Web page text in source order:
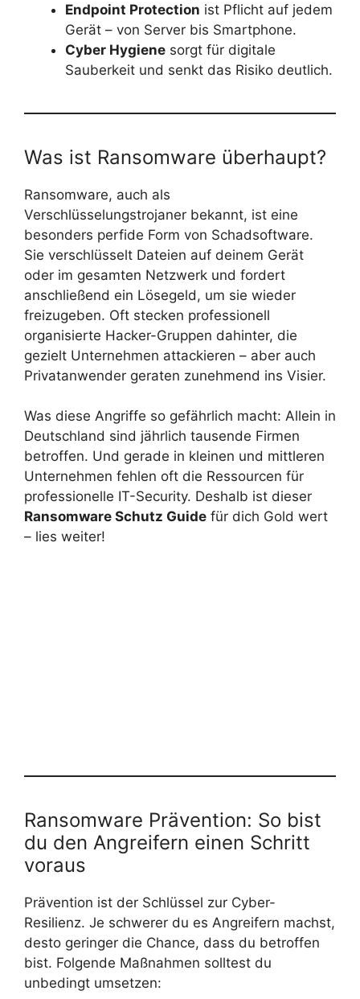
Endpoint Protection ist Pflicht auf jedem
Gerät – von Server bis Smartphone.
Cyber Hygiene sorgt für digitale
Sauberkeit und senkt das Risiko deutlich.
Was ist Ransomware überhaupt?
Ransomware, auch als
Verschlüsselungstrojaner bekannt, ist eine
besonders perfide Form von Schadsoftware.
Sie verschlüsselt Dateien auf deinem Gerät
oder im gesamten Netzwerk und fordert
anschließend ein Lösegeld, um sie wieder
freizugeben. Oft stecken professionell
organisierte Hacker-Gruppen dahinter, die
gezielt Unternehmen attackieren – aber auch
Privatanwender geraten zunehmend ins Visier.
Was diese Angriffe so gefährlich macht: Allein in
Deutschland sind jährlich tausende Firmen
betroffen. Und gerade in kleinen und mittleren
Unternehmen fehlen oft die Ressourcen für
professionelle IT-Security. Deshalb ist dieser
Ransomware Schutz Guide für dich Gold wert
– lies weiter!
Ransomware Prävention: So bist
du den Angreifern einen Schritt
voraus
Prävention ist der Schlüssel zur Cyber-
Resilienz. Je schwerer du es Angreifern machst,
desto geringer die Chance, dass du betroffen
bist. Folgende Maßnahmen solltest du
unbedingt umsetzen: